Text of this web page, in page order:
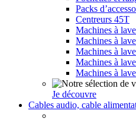
Packs
Centreurs 45T
Machines à
Machines à
Machines à
Machines à
Machines à
Je découvre
Cables audio, cable